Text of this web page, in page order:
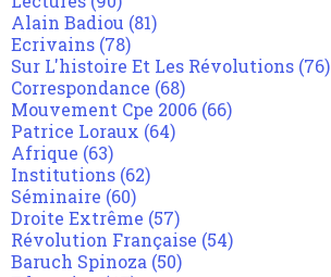
Alain Badiou (81)
Ecrivains (78)
Sur L'histoire Et Les Révolutions (76)
Correspondance (68)
Mouvement Cpe 2006 (66)
Patrice Loraux (64)
Afrique (63)
Institutions (62)
Séminaire (60)
Droite Extrême (57)
Révolution Française (54)
Baruch Spinoza (50)